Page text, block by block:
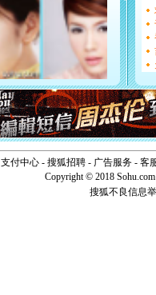
[圣诞节]
如意,快
[元旦]
看
断电。
你是我
[元旦]如
起；二是
离。水晶
[元旦]当
泣，这痛
卖了。水
[春节] 风
颜！冬去
道一声平
支付中心- 搜狐招聘- 广告服务- 客
Copyright © 2018
搜狐不良信息